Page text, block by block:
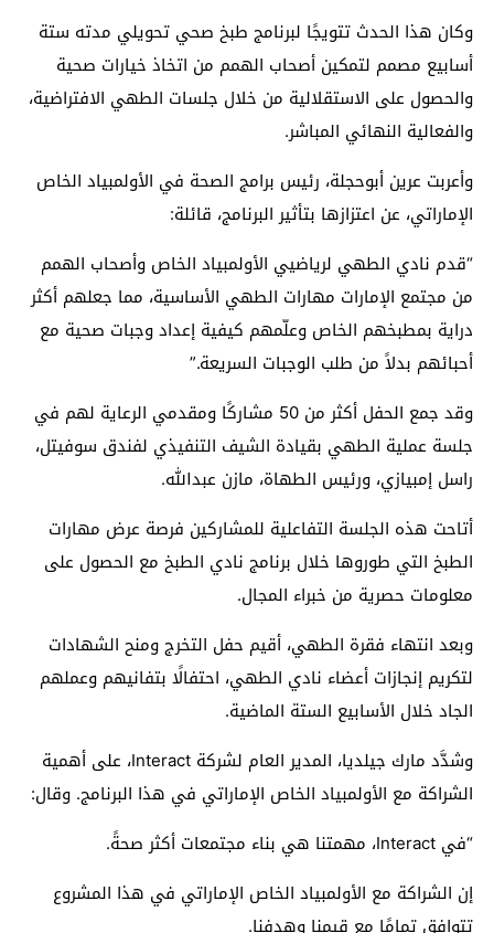
وكان هذا الحدث تتويجًا لبرنامج طبخ صحي تحويلي مدته ستة
أسابيع مصمم لتمكين أصحاب الهمم من اتخاذ خيارات صحية
والحصول على الاستقلالية من خلال جلسات الطهي الافتراضية،
والفعالية النهائي المباشر.
وأعربت عرين أبوحجلة، رئيس برامج الصحة في الأولمبياد الخاص
الإماراتي، عن اعتزازها بتأثير البرنامج، قائلة:
“قدم نادي الطهي لرياضيي الأولمبياد الخاص وأصحاب الهمم
من مجتمع الإمارات مهارات الطهي الأساسية، مما جعلهم أكثر
دراية بمطبخهم الخاص وعلّمهم كيفية إعداد وجبات صحية مع
أحبائهم بدلاً من طلب الوجبات السريعة.”
وقد جمع الحفل أكثر من 50 مشاركًا ومقدمي الرعاية لهم في
جلسة عملية الطهي بقيادة الشيف التنفيذي لفندق سوفيتل،
راسل إمبيازي، ورئيس الطهاة، مازن عبدالله.
أتاحت هذه الجلسة التفاعلية للمشاركين فرصة عرض مهارات
الطبخ التي طوروها خلال برنامج نادي الطبخ مع الحصول على
معلومات حصرية من خبراء المجال.
وبعد انتهاء فقرة الطهي، أقيم حفل التخرج ومنح الشهادات
لتكريم إنجازات أعضاء نادي الطهي، احتفالًا بتفانيهم وعملهم
الجاد خلال الأسابيع الستة الماضية.
وشدَّد مارك جيلديا، المدير العام لشركة Interact، على أهمية
الشراكة مع الأولمبياد الخاص الإماراتي في هذا البرنامج. وقال:
“في Interact، مهمتنا هي بناء مجتمعات أكثر صحةً.
إن الشراكة مع الأولمبياد الخاص الإماراتي في هذا المشروع
تتوافق تمامًا مع قيمنا وهدفنا.